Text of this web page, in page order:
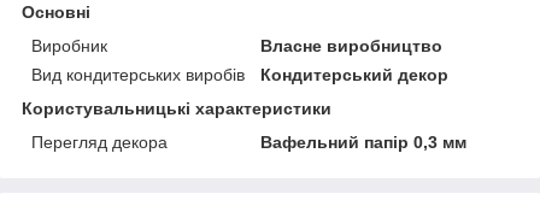
Основні
Виробник
Власне виробництво
Вид кондитерських виробів
Кондитерський декор
Користувальницькі характеристики
Перегляд декора
Вафельний папір 0,3 мм